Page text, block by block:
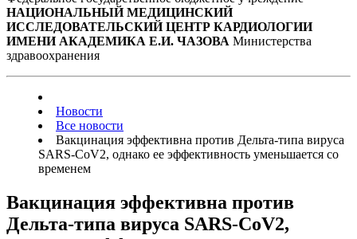
НАЦИОНАЛЬНЫЙ МЕДИЦИНСКИЙ
ИССЛЕДОВАТЕЛЬСКИЙ ЦЕНТР КАРДИОЛОГИИ
ИМЕНИ АКАДЕМИКА Е.И. ЧАЗОВА Министерства
здравоохранения
Новости
Все новости
Вакцинация эффективна против Дельта-типа вируса
SARS-CoV2, однако ее эффективность уменьшается со
временем
Вакцинация эффективна против
Дельта-типа вируса SARS-CoV2,